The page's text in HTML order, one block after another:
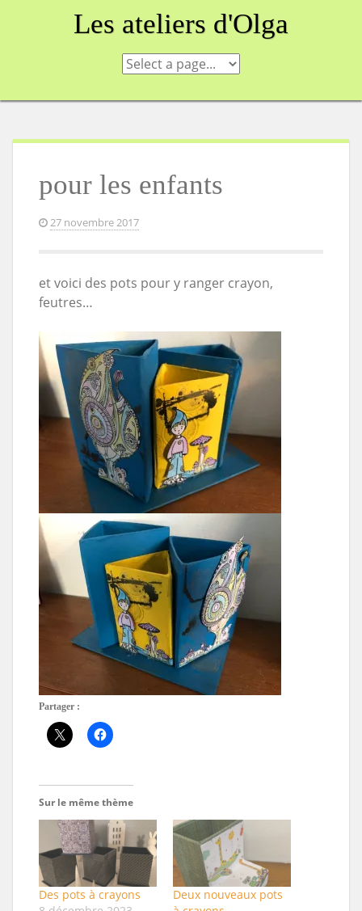
Les ateliers d'Olga
pour les enfants
27 novembre 2017
et voici des pots pour y ranger crayon,
feutres…
Partager :
Sur le même thème
Des pots à crayons
Deux nouveaux pots